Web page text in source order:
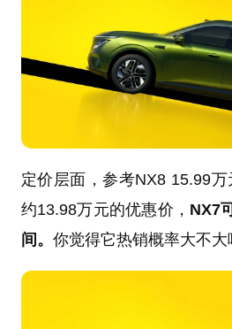
定价层面，参考NX8 15.99
约13.98万元的优惠价， NX7
间。 你觉得它热销概率大不大